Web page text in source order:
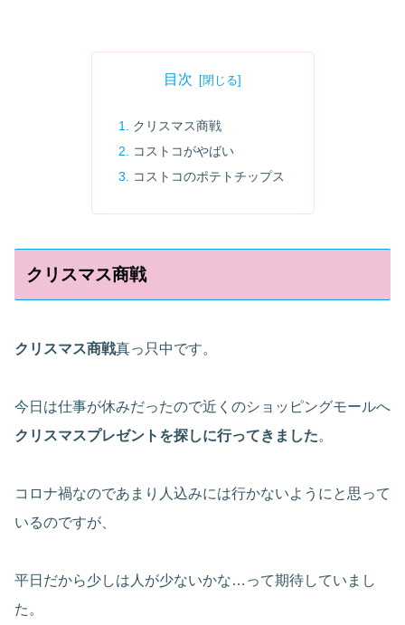
目次
クリスマス商戦
コストコがやばい
コストコのポテトチップス
クリスマス商戦
クリスマス商戦真っ只中です。
今日は仕事が休みだったので近くのショッピングモールへ
クリスマスプレゼントを探しに行ってきました。
コロナ禍なのであまり人込みには行かないようにと思って
いるのですが、
平日だから少しは人が少ないかな…って期待していまし
た。